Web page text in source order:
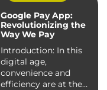
Google Pay App:
Revolutionizing the
Way We Pay
Introduction: In this
digital age,
convenience and
efficiency are at the